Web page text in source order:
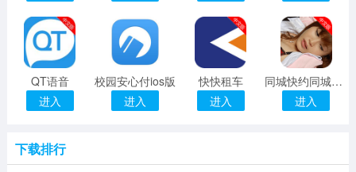
QT语音
进入
校园安心付ios版
进入
快快租车
进入
同城快约同城交友
进入
下载排行